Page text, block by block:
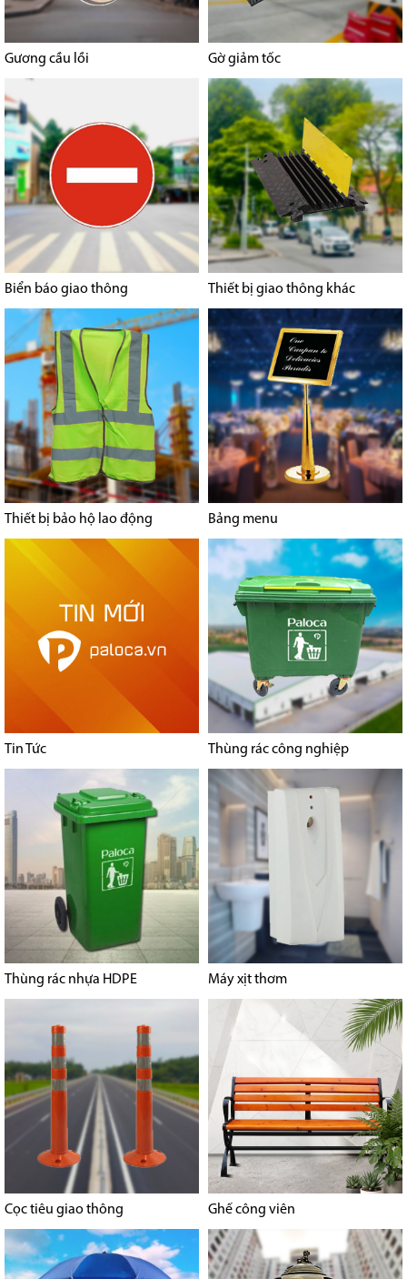
Gương cầu lồi Gờ giảm tốc
Biển báo giao thông Thiết bị giao thông khác
Thiết bị bảo hộ lao động Bảng menu
Tin Tức Thùng rác công nghiệp
Thùng rác nhựa HDPE Máy xịt thơm
Cọc tiêu giao thông Ghế công viên